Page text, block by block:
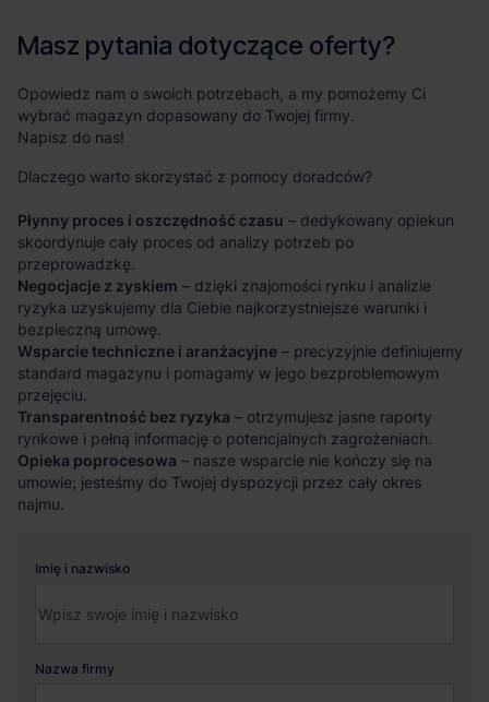
Masz pytania dotyczące oferty?
Opowiedz nam o swoich potrzebach, a my pomożemy Ci
wybrać magazyn dopasowany do Twojej firmy.
Napisz do nas!
Dlaczego warto skorzystać z pomocy doradców?
Płynny proces i oszczędność czasu – dedykowany opiekun
skoordynuje cały proces od analizy potrzeb po
przeprowadzkę.
Negocjacje z zyskiem – dzięki znajomości rynku i analizie
ryzyka uzyskujemy dla Ciebie najkorzystniejsze warunki i
bezpieczną umowę.
Wsparcie techniczne i aranżacyjne – precyzyjnie definiujemy
standard magazynu i pomagamy w jego bezproblemowym
przejęciu.
Transparentność bez ryzyka – otrzymujesz jasne raporty
rynkowe i pełną informację o potencjalnych zagrożeniach.
Opieka poprocesowa – nasze wsparcie nie kończy się na
umowie; jesteśmy do Twojej dyspozycji przez cały okres
najmu.
Imię i nazwisko
Nazwa firmy